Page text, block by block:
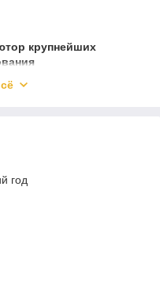
крупнейших
(компания
Астана, Алматы,
Казахстану
год